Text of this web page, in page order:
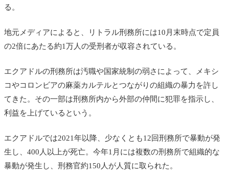
る。
地元メディアによると、リトラル刑務所には10月末時点で定員
の2倍にあたる約1万人の受刑者が収容されている。
エクアドルの刑務所は汚職や国家統制の弱さによって、メキシ
コやコロンビアの麻薬カルテルとつながりの組織の暴力を許し
てきた。その一部は刑務所内から外部の仲間に犯罪を指示し、
利益を上げているという。
エクアドルでは2021年以降、少なくとも12回刑務所で暴動が発
生し、400人以上が死亡。今年1月には複数の刑務所で組織的な
暴動が発生し、刑務官約150人が人質に取られた。